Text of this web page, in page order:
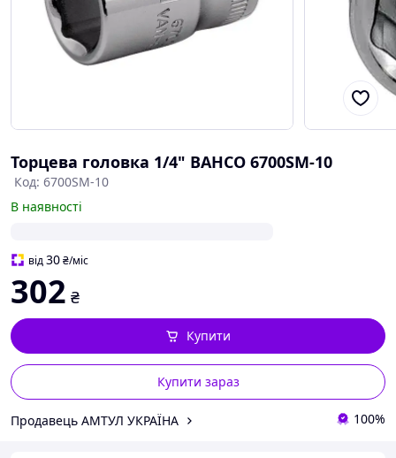
Торцева головка 1/4" BAHCO 6700SM-10
Код: 6700SM-10
В наявності
від30₴/міс
302 ₴
Купити зараз
Купити
Продавець АМТУЛ УКРАЇНА 100%